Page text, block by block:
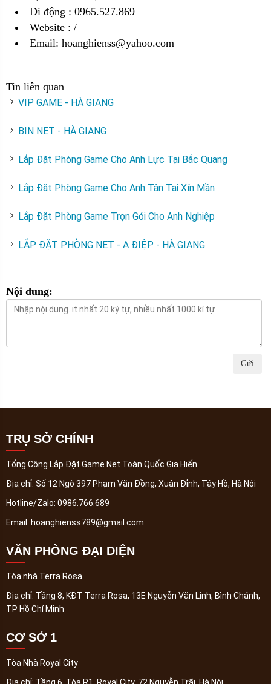
Di động : 0965.527.869
Website : /
Email: hoanghienss@yahoo.com
Tin liên quan
VIP GAME - HÀ GIANG
BIN NET - HÀ GIANG
Lắp Đặt Phòng Game Cho Anh Lực Tại Bắc Quang
Lắp Đặt Phòng Game Cho Anh Tân Tại Xín Mần
Lắp Đặt Phòng Game Trọn Gói Cho Anh Nghiệp
LẮP ĐẶT PHÒNG NET - A ĐIỆP - HÀ GIANG
Nội dung:
Gửi
TRỤ SỞ CHÍNH
Tổng Công Lắp Đặt Game Net Toàn Quốc Gia Hiến
Địa chỉ: Số 12 Ngõ 397 Phạm Văn Đồng, Xuân Đỉnh, Tây Hồ, Hà Nội
Hotline/Zalo: 0986.766.689
Email: hoanghienss789@gmail.com
VĂN PHÒNG ĐẠI DIỆN
Tòa nhà Terra Rosa
Địa chỉ: Tầng 8, KĐT Terra Rosa, 13E Nguyễn Văn Linh, Bình Chánh,
TP Hồ Chí Minh
CƠ SỞ 1
Tòa Nhà Royal City
Địa chỉ: Tầng 6, Tòa R1, Royal City, 72 Nguyễn Trãi, Hà Nội